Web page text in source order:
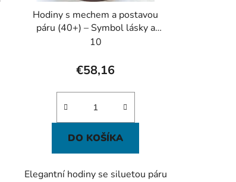
u
k
Hodiny s mechem a postavou
páru (40+) – Symbol lásky a
elegance
10
€58,16
DO KOŠÍKA
Elegantní hodiny se siluetou páru